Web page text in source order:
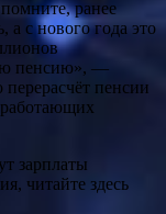
ранее
а с нового года это
пенсию», —
пенсии
зарплаты
читайте здесь